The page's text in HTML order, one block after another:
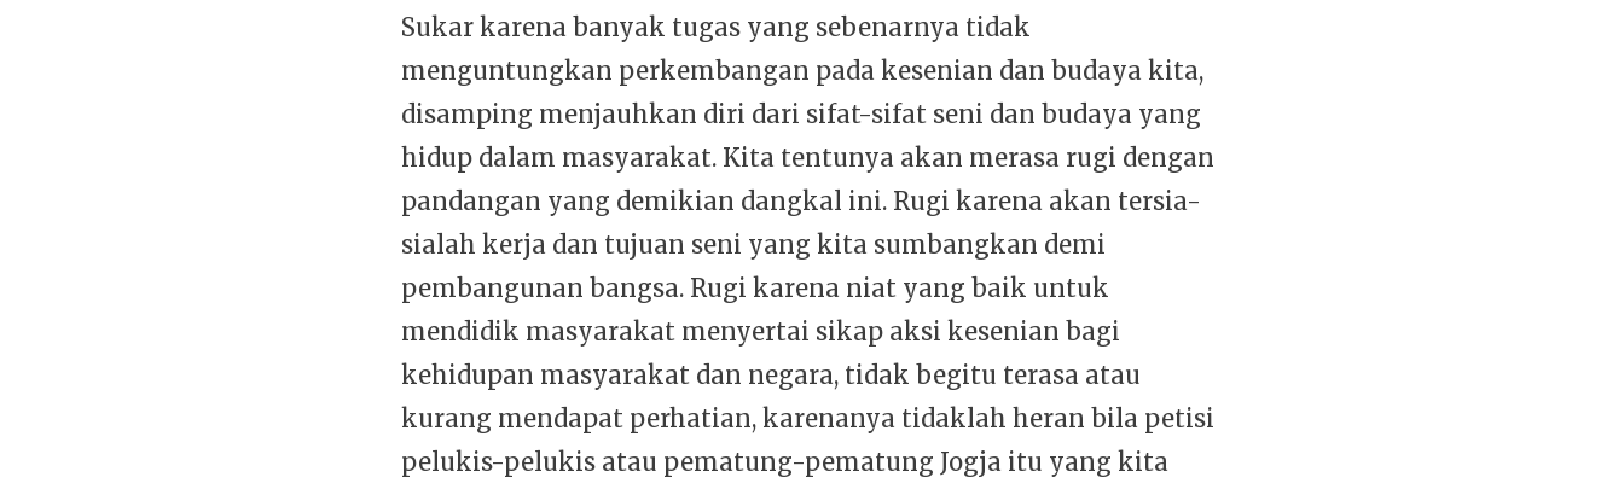
Sukar karena banyak tugas yang sebenarnya tidak
menguntungkan perkembangan pada kesenian dan budaya kita,
disamping menjauhkan diri dari sifat-sifat seni dan budaya yang
hidup dalam masyarakat. Kita tentunya akan merasa rugi dengan
pandangan yang demikian dangkal ini. Rugi karena akan tersia-
sialah kerja dan tujuan seni yang kita sumbangkan demi
pembangunan bangsa. Rugi karena niat yang baik untuk
mendidik masyarakat menyertai sikap aksi kesenian bagi
kehidupan masyarakat dan negara, tidak begitu terasa atau
kurang mendapat perhatian, karenanya tidaklah heran bila petisi
pelukis-pelukis atau pematung-pematung Jogja itu yang kita